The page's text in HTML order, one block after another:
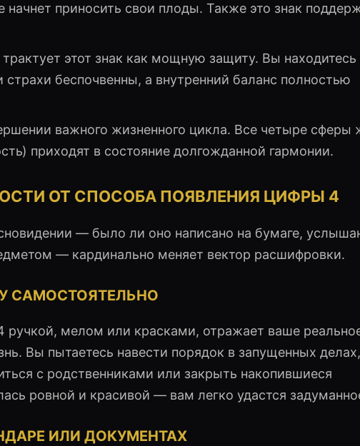
приносить свои плоды. Также это знак
этот знак как мощную защиту. Вы находитесь
беспочвенны, а внутренний баланс полностью
важного жизненного цикла. Все четыре сферы
приходят в состояние долгожданной гармонии.
ОТ СПОСОБА ПОЯВЛЕНИЯ ЦИФРЫ 4
— было ли оно написано на бумаге,
— кардинально меняет вектор расшифровки.
САМОСТОЯТЕЛЬНО
мелом или красками, отражает ваше
Вы пытаетесь навести порядок в запущенных делах,
с родственниками или закрыть накопившиеся
ровной и красивой — вам легко удастся
ИЛИ ДОКУМЕНТАХ